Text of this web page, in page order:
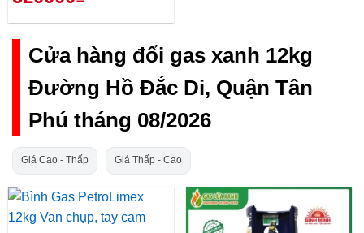
Cửa hàng đổi gas xanh 12kg
Đường Hồ Đắc Di, Quận Tân
Phú tháng 08/2026
Giá Cao - Thấp Giá Thấp - Cao